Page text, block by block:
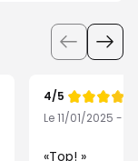
Note
de
4/5
Le 11/01/2025 -
Top!